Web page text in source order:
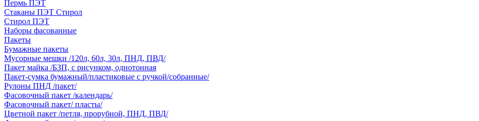
Пермь ПЭТ
Стаканы ПЭТ Стирол
Стирол ПЭТ
Наборы фасованные
Пакеты
Бумажные пакеты
Мусорные мешки /120л, 60л, 30л, ПНД, ПВД/
Пакет майка /БЗП, с рисунком, однотонная
Пакет-сумка бумажный/пластиковые с ручкой/собранные/
Рулоны ПНД /пакет/
Фасовочный пакет /календарь/
Фасовочный пакет/ пласты/
Цветной пакет /петля, прорубной, ПНД, ПВД/